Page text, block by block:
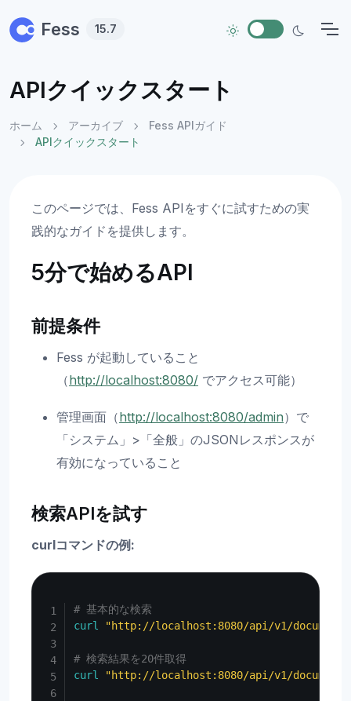
Fess 15.7
APIクイックスタート
ホーム アーカイブ
Fess APIガイド
APIクイックスタート
このページでは、Fess APIをすぐに試すための実
践的なガイドを提供します。
5分で始めるAPI
前提条件
Fess が起動していること
（http://localhost:8080/ でアクセス可能）
管理画面（http://localhost:8080/admin）で
「システム」>「全般」のJSONレスポンスが
有効になっていること
検索APIを試す
curlコマンドの例:
# 基本的な検索
curl
"http://localhost:8080/api/v1/
# 検索結果を20件取得
curl
"http://localhost:8080/api/v1/